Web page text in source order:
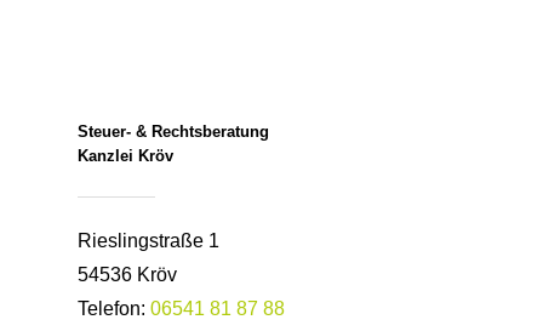
Steuer- & Rechtsberatung
Kanzlei Kröv
Rieslingstraße 1
54536 Kröv
Telefon:06541 81 87 88